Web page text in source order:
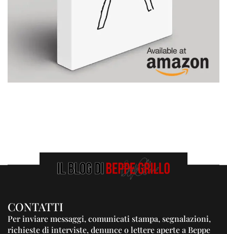
CONTATTI
Per inviare messaggi, comunicati stampa, segnalazioni,
richieste di interviste, denunce o lettere aperte a Beppe